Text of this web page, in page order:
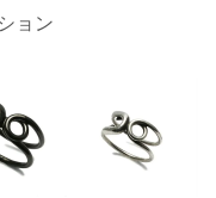
ョン